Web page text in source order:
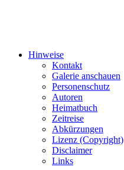
Hinweise
Kontakt
Galerie anschauen
Personenschutz
Autoren
Heimatbuch
Zeitreise
Abkürzungen
Lizenz (Copyright)
Disclaimer
Links